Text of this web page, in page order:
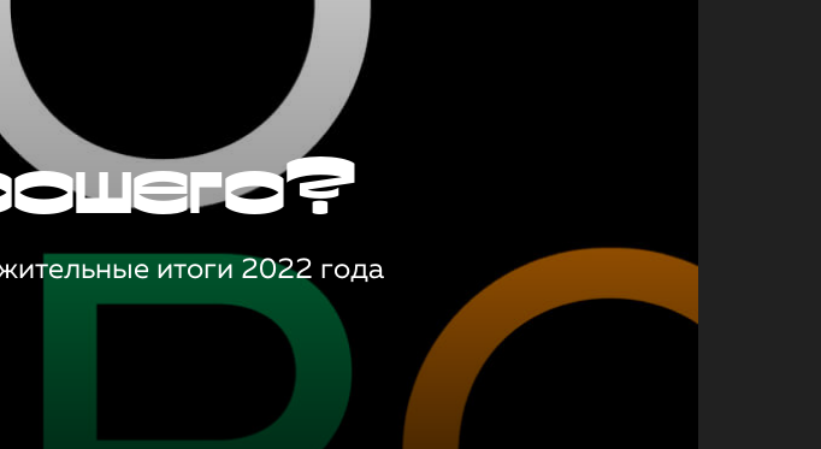
итоги 2022 года